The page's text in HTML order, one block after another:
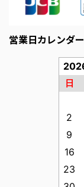
営業日カレンダー
日
2
9
16
23